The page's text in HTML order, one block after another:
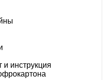
и инструкция